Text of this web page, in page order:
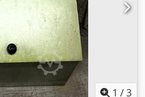
de la máquina (X/Y/Z):
1750 mm/1700 mm.
puede realizar una
Cedpfszkvkwex Ab Hsrf
1 /3